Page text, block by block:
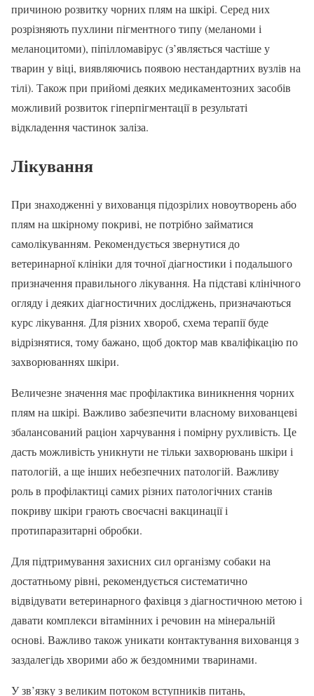
причиною розвитку чорних плям на шкірі. Серед них
розрізняють пухлини пігментного типу (меланоми і
меланоцитоми), піпілломавірус (з’являється частіше у
тварин у віці, виявляючись появою нестандартних вузлів на
тілі). Також при прийомі деяких медикаментозних засобів
можливий розвиток гіперпігментації в результаті
відкладення частинок заліза.
Лікування
При знаходженні у вихованця підозрілих новоутворень або
плям на шкірному покриві, не потрібно займатися
самолікуванням. Рекомендується звернутися до
ветеринарної клініки для точної діагностики і подальшого
призначення правильного лікування. На підставі клінічного
огляду і деяких діагностичних досліджень, призначаються
курс лікування. Для різних хвороб, схема терапії буде
відрізнятися, тому бажано, щоб доктор мав кваліфікацію по
захворюваннях шкіри.
Величезне значення має профілактика виникнення чорних
плям на шкірі. Важливо забезпечити власному вихованцеві
збалансований раціон харчування і помірну рухливість. Це
дасть можливість уникнути не тільки захворювань шкіри і
патологій, а ще інших небезпечних патологій. Важливу
роль в профілактиці самих різних патологічних станів
покриву шкіри грають своєчасні вакцинації і
протипаразитарні обробки.
Для підтримування захисних сил організму собаки на
достатньому рівні, рекомендується систематично
відвідувати ветеринарного фахівця з діагностичною метою і
давати комплекси вітамінних і речовин на мінеральній
основі. Важливо також уникати контактування вихованця з
заздалегідь хворими або ж бездомними тваринами.
У зв’язку з великим потоком вступників питань,